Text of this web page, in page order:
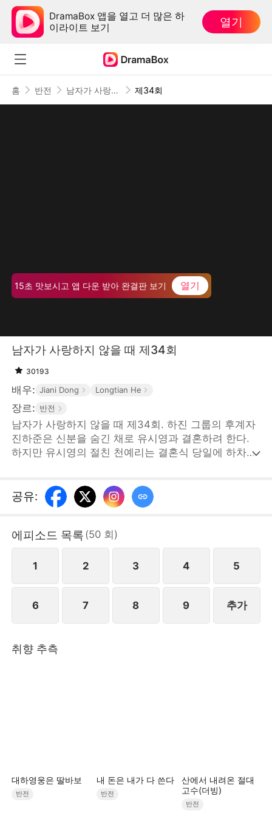
DramaBox 앱을 열고 더 많은 하
이라이트 보기
열기
홈 반전 남자가 사랑하지 않을 때 제34회
15초 맛보시고 앱 다운 받아 완결판 보기 열기
남자가 사랑하지 않을 때 제34회
30193
배우: Jiani Dong Longtian He
장르: 반전
남자가 사랑하지 않을 때 제34회. 하진 그룹의 후계자
진하준은 신분을 숨긴 채로 유시영과 결혼하려 한다.
하지만 유시영의 절친 천예리는 결혼식 당일에 하차금
엄마 안희연이 고가의 예물을 들고 나타났지만, 유시영
과 천예리는 예물이 가짜라는 의심이 들어 무례한 짓을
신분을 증명하자 유시영은 그제야 후회막심한다. 하지
만 마음이 내키지 않아 거짓말로 여론을 몰아 진하준을
공격하고 안희연은 증거를 수집하여 경찰에 신고한다.
이한다.STORYMATRIX PTE.LTD
공유:
에피소드 목록 (50 회 )
1 2 3 4 5
6 7 8 9 추가
취향 추측
대하영웅은 딸바보
반전
내 돈은 내가 다 쓴다
반전
산에서 내려온 절대
고수(더빙)
반전